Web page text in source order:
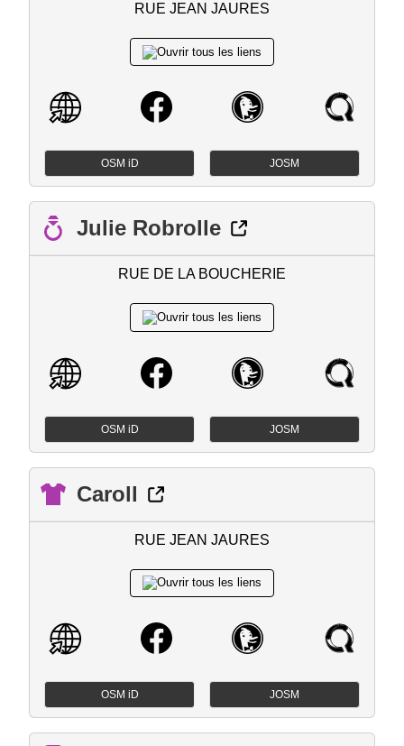
RUE JEAN JAURES
OSM iD JOSM
Julie Robrolle
RUE DE LA BOUCHERIE
OSM iD JOSM
Caroll
RUE JEAN JAURES
OSM iD JOSM